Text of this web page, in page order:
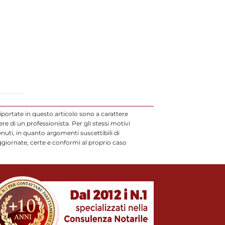
in questo articolo sono a carattere
di un professionista. Per gli stessi motivi
in quanto argomenti suscettibili di
certe e conformi al proprio caso